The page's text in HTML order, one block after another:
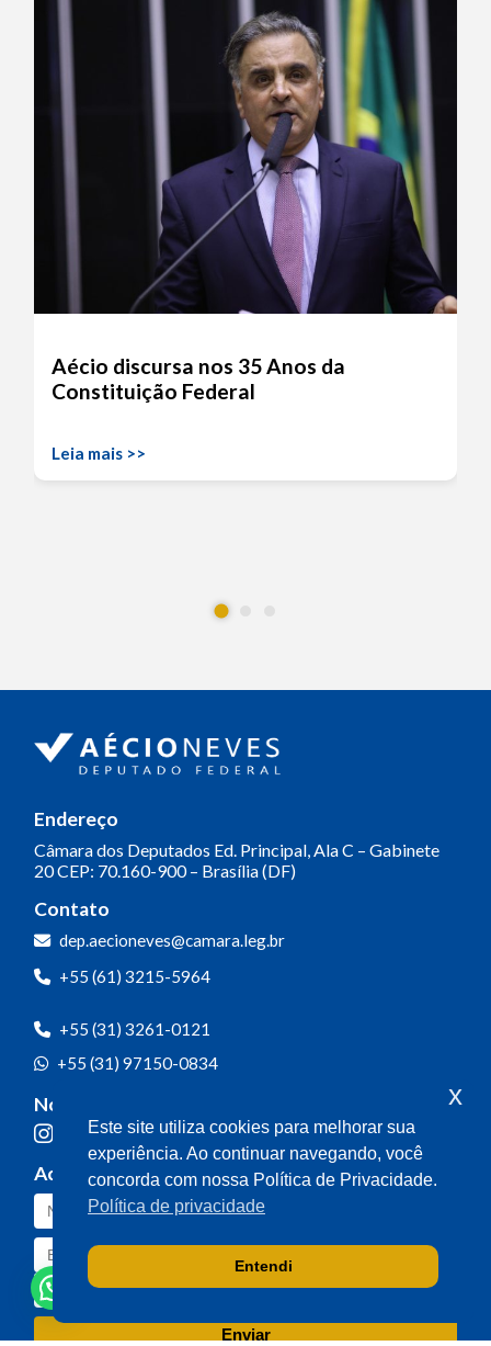
Aécio discursa nos 35 Anos da
Constituição Federal
Leia mais >>
Endereço
Câmara dos Deputados Ed. Principal, Ala C – Gabinete
20CEP: 70.160-900 – Brasília (DF)
Contato
dep.aecioneves@camara.leg.br
+55 (61) 3215-5964
+55 (31) 3261-0121
+55 (31) 97150-0834
Nossas redes
Acompanhe o meu mandato
Este site utiliza cookies para melhorar sua
experiência. Ao continuar navegando, você
concorda com nossa Política de Privacidade.
Política de privacidade
Entendi
x